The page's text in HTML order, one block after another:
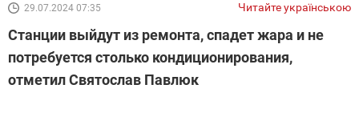
29.07.2024 07:35 Читайте українською
Станции выйдут из ремонта, спадет жара и не
потребуется столько кондиционирования,
отметил Святослав Павлюк